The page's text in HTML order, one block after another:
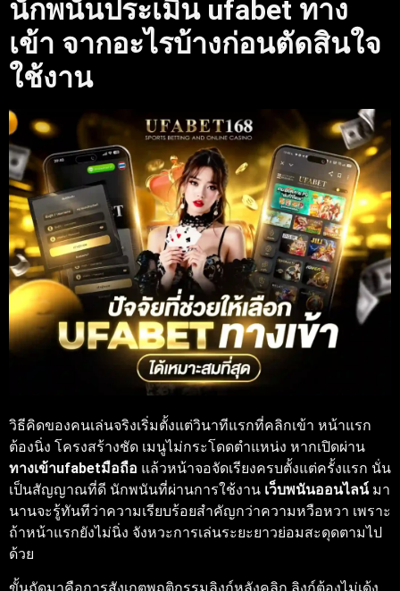
นักพนันประเมิน ufabet ทาง
เข้า จากอะไรบ้างก่อนตัดสินใจ
ใช้งาน
วิธีคิดของคนเล่นจริงเริ่มตั้งแต่วินาทีแรกที่คลิกเข้า หน้าแรก
ต้องนิ่ง โครงสร้างชัด เมนูไม่กระโดดตำแหน่ง หากเปิดผ่าน
ทางเข้าufabetมือถือ แล้วหน้าจอจัดเรียงครบตั้งแต่ครั้งแรก นั่น
เป็นสัญญาณที่ดี นักพนันที่ผ่านการใช้งาน เว็บพนันออนไลน์มา
นานจะรู้ทันทีว่าความเรียบร้อยสำคัญกว่าความหวือหวา เพราะ
ถ้าหน้าแรกยังไม่นิ่ง จังหวะการเล่นระยะยาวย่อมสะดุดตามไป
ด้วย